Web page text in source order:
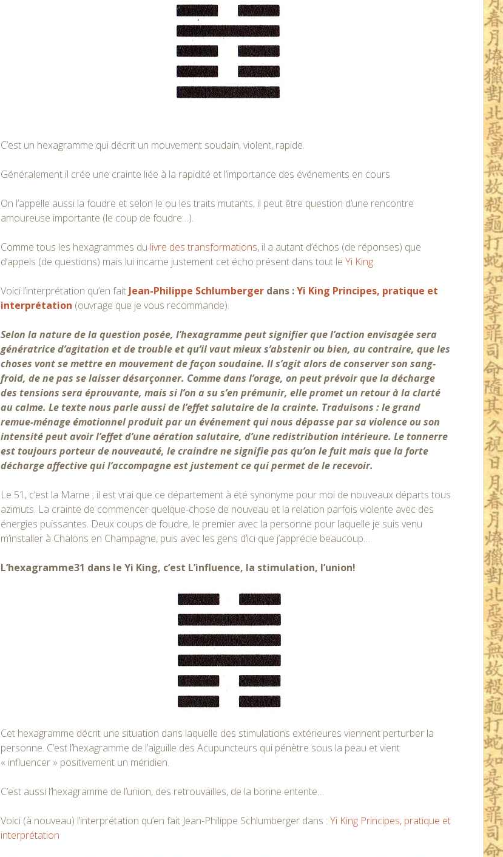
C’est un hexagramme qui décrit un mouvement soudain, violent, rapide.
Généralement il crée une crainte liée à la rapidité et l’importance des événements en cours.
On l’appelle aussi la foudre et selon le ou les traits mutants, il peut être question d’une rencontre
amoureuse importante (le coup de foudre…).
Comme tous les hexagrammes du livre des transformations, il a autant d’échos (de réponses) que
d’appels (de questions) mais lui incarne justement cet écho présent dans tout leYi King.
Voici l’interprétation qu’en fait Jean-Philippe Schlumberger dans :Yi King Principes, pratique et
interprétation (ouvrage que je vous recommande).
Selon la nature de la question posée, l’hexagramme peut signifier que l’action envisagée sera
génératrice d’agitation et de trouble et qu’il vaut mieux s’abstenir ou bien, au contraire, que les
choses vont se mettre en mouvement de façon soudaine. Il s’agit alors de conserver son sang-
froid, de ne pas se laisser désarçonner. Comme dans l’orage, on peut prévoir que la décharge
des tensions sera éprouvante, mais si l’on a su s’en prémunir, elle promet un retour à la clarté
au calme. Le texte nous parle aussi de l’effet salutaire de la crainte. Traduisons : le grand
remue-ménage émotionnel produit par un événement qui nous dépasse par sa violence ou son
intensité peut avoir l’effet d’une aération salutaire, d’une redistribution intérieure. Le tonnerre
est toujours porteur de nouveauté, le craindre ne signifie pas qu’on le fuit mais que la forte
décharge affective qui l’accompagne est justement ce qui permet de le recevoir.
Le 51, c’est la Marne ; il est vrai que ce département à été synonyme pour moi de nouveaux départs tous
azimuts. La crainte de commencer quelque-chose de nouveau et la relation parfois violente avec des
énergies puissantes. Deux coups de foudre, le premier avec la personne pour laquelle je suis venu
m’installer à Chalons en Champagne, puis avec les gens d’ici que j’apprécie beaucoup…
L’hexagramme31 dans le Yi King, c’est L’influence, la stimulation, l’union!
Cet hexagramme décrit une situation dans laquelle des stimulations extérieures viennent perturber la
personne. C’est l’hexagramme de l’aiguille des Acupuncteurs qui pénètre sous la peau et vient
« influencer » positivement un méridien.
C’est aussi l’hexagramme de l’union, des retrouvailles, de la bonne entente…
Voici (à nouveau) l’interprétation qu’en fait Jean-Philippe Schlumberger dans :Yi King Principes, pratique et
interprétation